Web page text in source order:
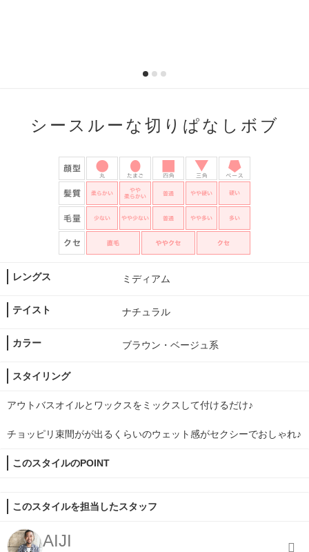
シースルーな切りぱなしボブ
レングス ミディアム
テイスト ナチュラル
カラー ブラウン・ベージュ系
スタイリング
アウトバスオイルとワックスをミックスして付けるだけ♪
チョッピリ束間がが出るくらいのウェット感がセクシーでおしゃれ♪
このスタイルのPOINT
このスタイルを担当したスタッフ
AIJI